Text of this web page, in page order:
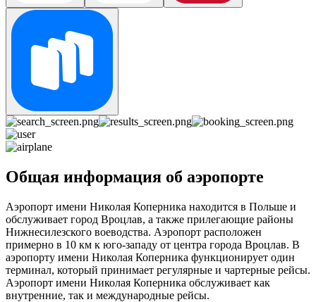
Общая информация об аэропорте
Аэропорт имени Николая Коперника находится в Польше и
обслуживает город Вроцлав, а также прилегающие районы
Нижнесилезского воеводства. Аэропорт расположен
примерно в 10 км к юго-западу от центра города Вроцлав. В
аэропорту имени Николая Коперника функционирует один
терминал, который принимает регулярные и чартерные рейсы.
Аэропорт имени Николая Коперника обслуживает как
внутренние, так и международные рейсы.